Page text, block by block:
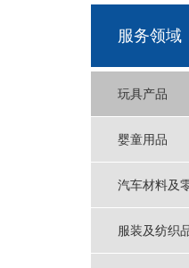
服务领域
玩具产品
婴童用品
汽车材料及
服装及纺织